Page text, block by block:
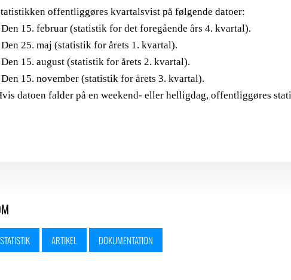
offentliggøres kvartalsvist på følgende datoer:
Den 15. februar (statistik for det foregående års 4. kvartal).
Den 25. maj (statistik for årets 1. kvartal).
Den 15. august (statistik for årets 2. kvartal).
Den 15. november (statistik for årets 3. kvartal).
datoen falder på en weekend- eller helligdag, offentliggøres
ARTIKEL DOKUMENTATION